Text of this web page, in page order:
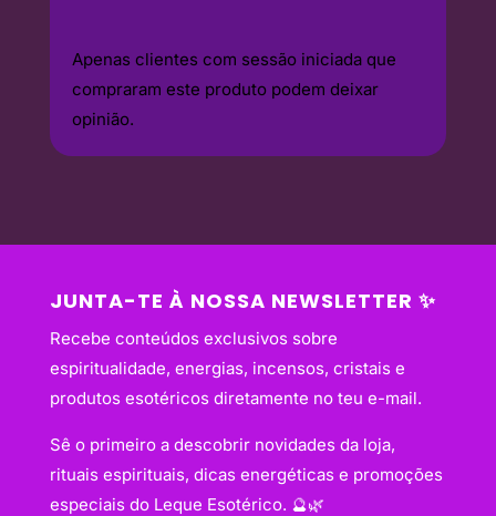
Apenas clientes com sessão iniciada que
compraram este produto podem deixar
opinião.
JUNTA-TE À NOSSA NEWSLETTER ✨
Recebe conteúdos exclusivos sobre
espiritualidade, energias, incensos, cristais e
produtos esotéricos diretamente no teu e-mail.
Sê o primeiro a descobrir novidades da loja,
rituais espirituais, dicas energéticas e promoções
especiais do Leque Esotérico. 🔮🌿